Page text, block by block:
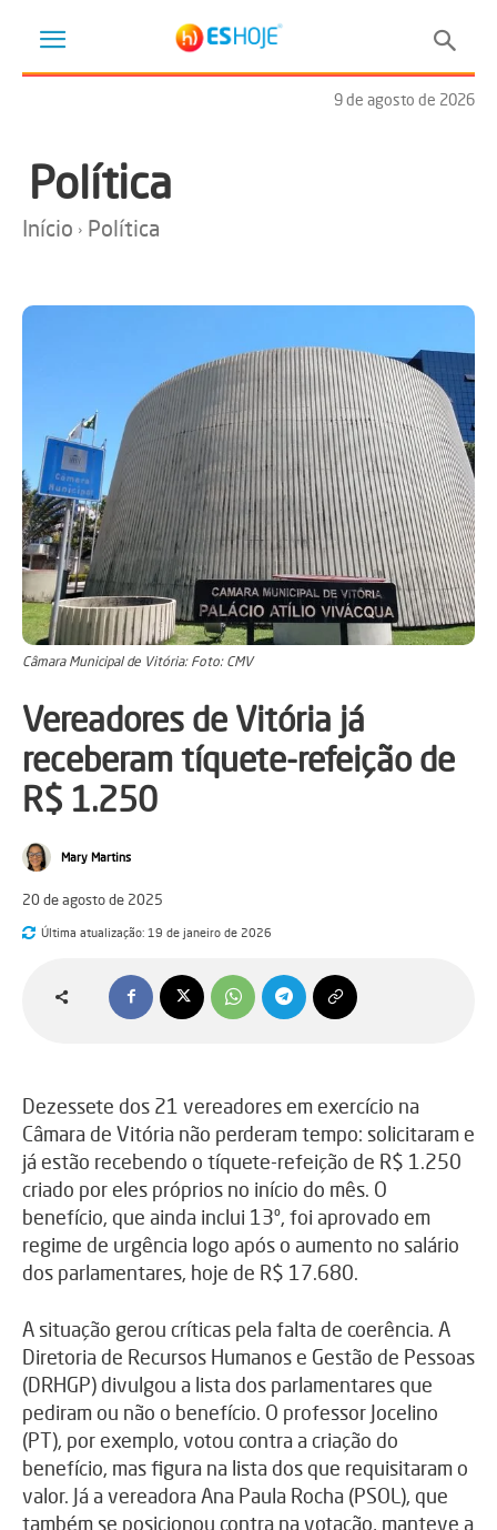
9 de agosto de 2026
Política
Início Política
Câmara Municipal de Vitória: Foto: CMV
Vereadores de Vitória já
receberam tíquete-refeição de
R$ 1.250
Mary Martins
20 de agosto de 2025
Última atualização: 19 de janeiro de 2026
Dezessete dos 21 vereadores em exercício na
Câmara de Vitória não perderam tempo: solicitaram e
já estão recebendo o tíquete-refeição de R$ 1.250
criado por eles próprios no início do mês. O
benefício, que ainda inclui 13º, foi aprovado em
regime de urgência logo após o aumento no salário
dos parlamentares, hoje de R$ 17.680.
A situação gerou críticas pela falta de coerência. A
Diretoria de Recursos Humanos e Gestão de Pessoas
(DRHGP) divulgou a lista dos parlamentares que
pediram ou não o benefício. O professor Jocelino
(PT), por exemplo, votou contra a criação do
benefício, mas figura na lista dos que requisitaram o
valor. Já a vereadora Ana Paula Rocha (PSOL), que
também se posicionou contra na votação, manteve a